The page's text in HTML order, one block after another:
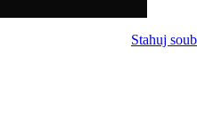
Stahuj